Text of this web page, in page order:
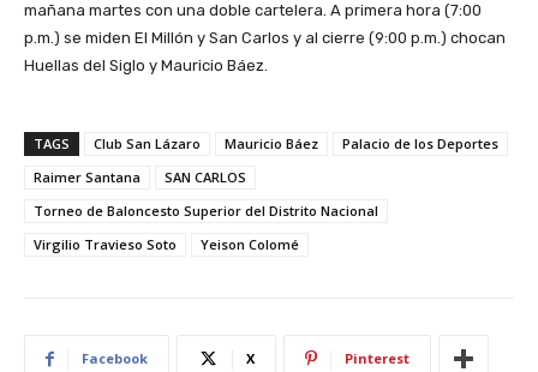
mañana martes con una doble cartelera. A primera hora (7:00
p.m.) se miden El Millón y San Carlos y al cierre (9:00 p.m.) chocan
Huellas del Siglo y Mauricio Báez.
TAGS Club San Lázaro Mauricio Báez
Palacio de los Deportes
Raimer Santana
SAN CARLOS
Torneo de Baloncesto Superior del Distrito Nacional
Virgilio Travieso Soto
Yeison Colomé
Facebook X Pinterest